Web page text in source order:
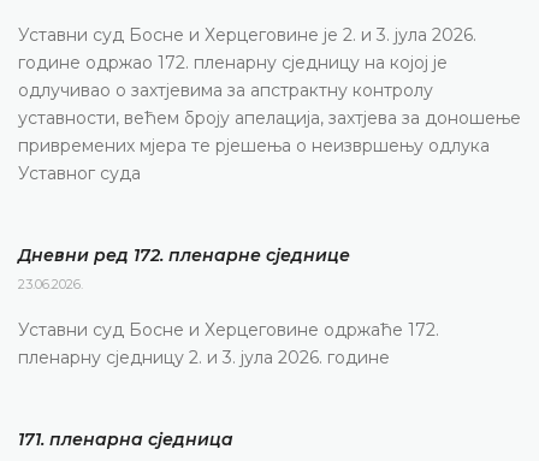
Уставни суд Босне и Херцеговине је 2. и 3. јула 2026.
године одржао 172. пленарну сједницу на којој је
одлучивао о захтјевима за апстрактну контролу
уставности, већем броју апелација, захтјева за доношење
привремених мјера те рјешења о неизвршењу одлука
Уставног суда
Дневни ред 172. пленарне сједнице
23.06.2026.
Уставни суд Босне и Херцеговине одржаће 172.
пленарну сједницу 2. и 3. јула 2026. године
171. пленарна сједницa